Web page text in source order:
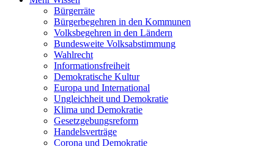
Bürgerräte
Bürgerbegehren in den Kommunen
Volksbegehren in den Ländern
Bundesweite Volksabstimmung
Wahlrecht
Informationsfreiheit
Demokratische Kultur
Europa und International
Ungleichheit und Demokratie
Klima und Demokratie
Gesetzgebungsreform
Handelsverträge
Corona und Demokratie